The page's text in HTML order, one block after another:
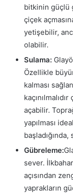
bitkinin güçlü
çiçek
yetişebilir,
olabilir.
Sulama:
Özellikle
kalması
açabilir.
yapılması
Gübreleme:
sever.
açısından
yaprakların